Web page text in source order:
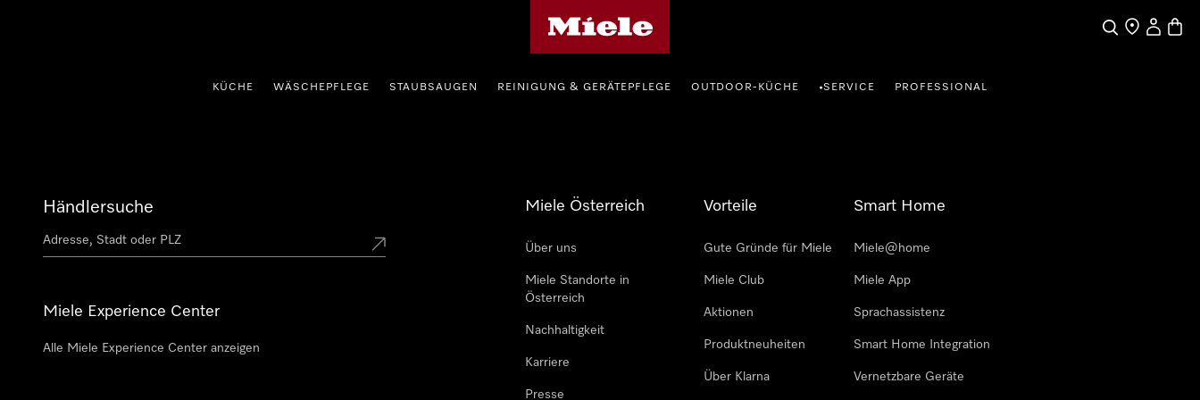
SucheHändlersuche
KÜCHE WÄSCHEPFLEGE STAUBSAUGEN REINIGUNG & GERÄTEPFLEGE OUTDOOR-KÜCHE •SERVICE PROFESSIONAL
Händlersuche
Miele Experience Center
Alle Miele Experience Center anzeigen
Miele Österreich
Über uns
Miele Standorte in
Österreich
Nachhaltigkeit
Karriere
Presse
Vorteile
Gute Gründe für Miele
Miele Club
Aktionen
Produktneuheiten
Über Klarna
Smart Home
Miele@home
Miele App
Sprachassistenz
Smart Home Integration
Vernetzbare Geräte